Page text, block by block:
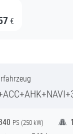
€
PS (250 kW)